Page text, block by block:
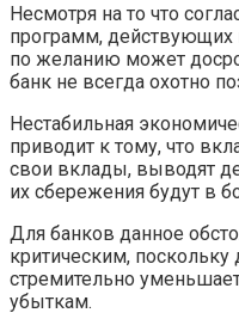
Несмотря на то что
программ,
по желанию может
банк не всегда охотно
Нестабильная
приводит к тому, что
свои вклады, выводят
их сбережения будут в
Для банков данное
критическим,
стремительно
убыткам.